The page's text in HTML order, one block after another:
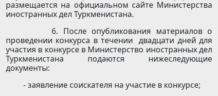
размещается на официальном сайте Министерства
иностранных дел Туркменистана.
6. После опубликования материалов о
проведении конкурса в течении двадцати дней для
участия в конкурсе в Министерство иностранных дел
Туркменистана подаются нижеследующие
документы:
- заявление соискателя на участие в конкурсе;